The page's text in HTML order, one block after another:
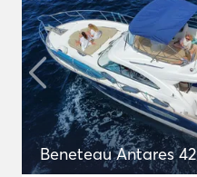
Beneteau Antares 42